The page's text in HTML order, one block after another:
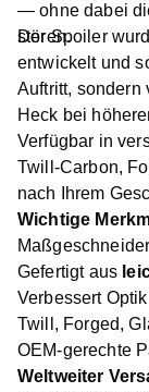
— ohne dabei
stören.
Der Spoiler
entwickelt und
Auftritt, sondern
Heck bei
Verfügbar in
Twill-Carbon,
nach Ihrem
Wichtige
Gefertigt aus
Verbessert
Twill, Forged,
OEM-gerechte
Weltweiter